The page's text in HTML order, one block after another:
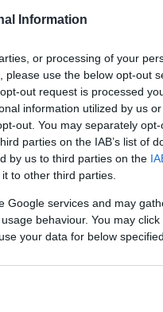
Information
or processing of your
use the below opt-out
out request is processed
information utilized by us
out. You may separately
parties on the IAB’s list of
by us to third parties on the
to other third parties.
Google services and may
behaviour. You may
your data for below
της πρώην
άλλων,
κλοπές,
βαρέος οπλισμού.
εμπλοκή σε
σε περιοχές όπως
αλλά και σε
μία 26χρονη, η